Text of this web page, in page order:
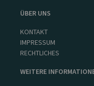
ÜBER UNS
KONTAKT
IMPRESSUM
RECHTLICHES
WEITERE